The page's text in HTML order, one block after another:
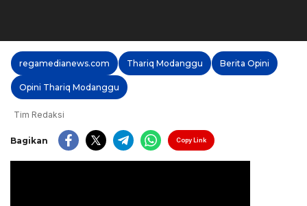
regamedianews.com Thariq Modanggu Berita Opini
Opini Thariq Modanggu
Tim Redaksi
Bagikan Copy Link